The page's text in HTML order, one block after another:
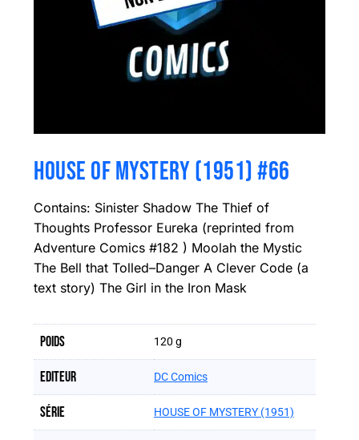
HOUSE OF MYSTERY (1951) #66
Contains: Sinister Shadow The Thief of
Thoughts Professor Eureka (reprinted from
Adventure Comics #182 ) Moolah the Mystic
The Bell that Tolled–Danger A Clever Code (a
text story) The Girl in the Iron Mask
Poids 120 g
Editeur DC Comics
Série HOUSE OF MYSTERY (1951)